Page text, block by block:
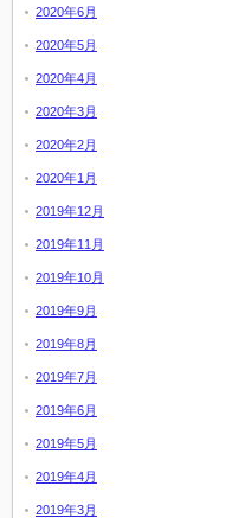
2020年6月
2020年5月
2020年4月
2020年3月
2020年2月
2020年1月
2019年12月
2019年11月
2019年10月
2019年9月
2019年8月
2019年7月
2019年6月
2019年5月
2019年4月
2019年3月